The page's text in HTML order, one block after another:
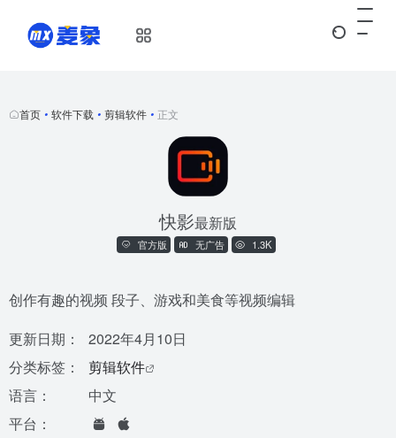
首页 • 软件下载 • 剪辑软件 • 正文
快影最新版
官方版 无广告 1.3K
创作有趣的视频 段子、游戏和美食等视频编辑
更新日期：
2022年4月10日
分类标签：
剪辑软件
语言：
中文
平台：